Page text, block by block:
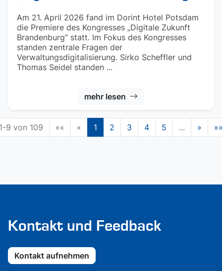
Am 21. April 2026 fand im Dorint Hotel Potsdam
die Premiere des Kongresses „Digitale Zukunft
Brandenburg” statt. Im Fokus des Kongresses
standen zentrale Fragen der
Verwaltungsdigitalisierung. Sirko Scheffler und
Thomas Seidel standen ...
mehr lesen
9 von 109 «« « 1 2 3 4 5 ... »
Kontakt und Feedback
Kontakt aufnehmen